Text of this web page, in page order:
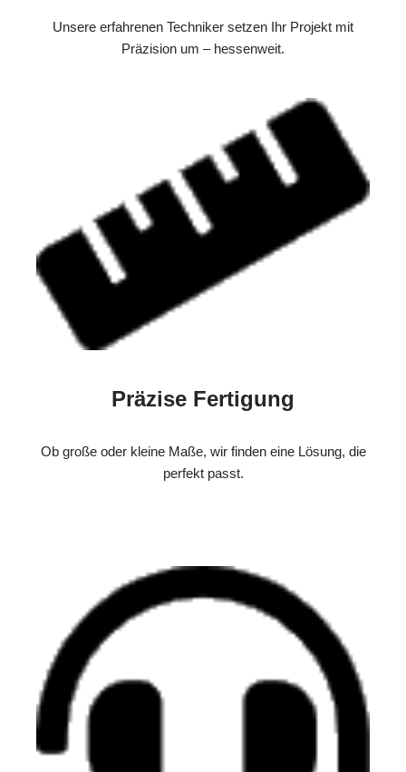
Unsere erfahrenen Techniker setzen Ihr Projekt mit
Präzision um – hessenweit.
Präzise Fertigung
Ob große oder kleine Maße, wir finden eine Lösung, die
perfekt passt.